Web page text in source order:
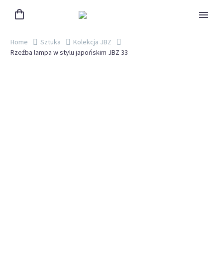
Home Sztuka
Kolekcja JBZ
Rzeźba lampa w stylu japońskim JBZ 33